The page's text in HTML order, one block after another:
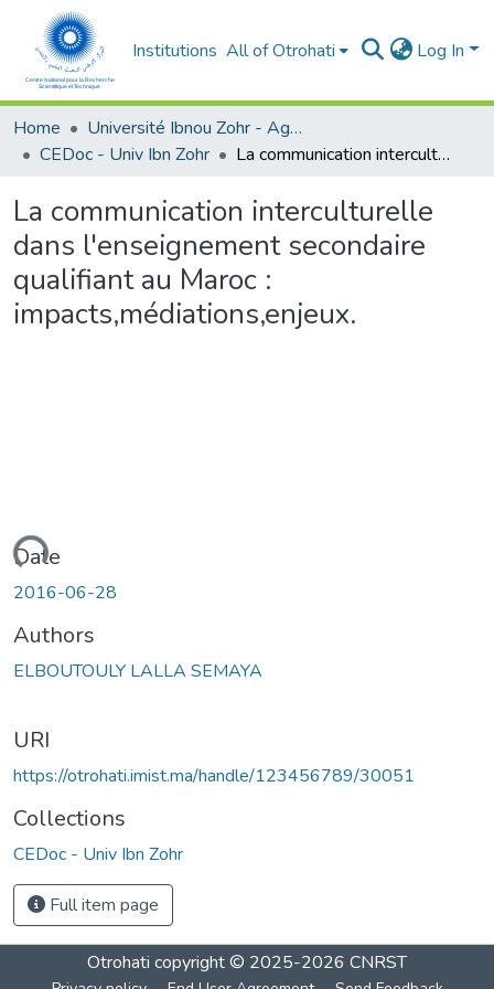
Institutions All of Otrohati Log In
Home
Université Ibnou Zohr - Agadir
CEDoc - Univ Ibn Zohr
La communication interculturelle dans l'enseignement secondaire qualifiant au Maroc : impacts,médiations,enjeux.
La communication interculturelle
dans l'enseignement secondaire
qualifiant au Maroc :
impacts,médiations,enjeux.
Loading...
Date
2016-06-28
Authors
ELBOUTOULY LALLA SEMAYA
URI
https://otrohati.imist.ma/handle/123456789/30051
Collections
CEDoc - Univ Ibn Zohr
Full item page
Otrohati copyright © 2025-2026 CNRST